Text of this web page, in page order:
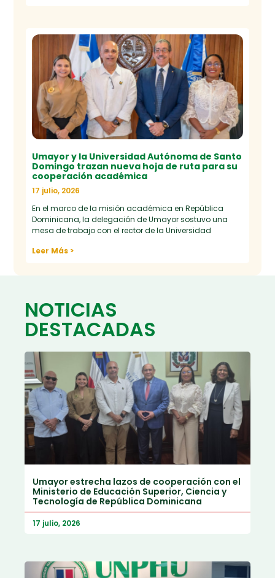
Umayor y la Universidad Autónoma de Santo
Domingo trazan nueva hoja de ruta para su
cooperación académica
17 julio, 2026
En el marco de la misión académica en República
Dominicana, la delegación de Umayor sostuvo una
mesa de trabajo con el rector de la Universidad
Leer Más >
NOTICIAS
DESTACADAS
Umayor estrecha lazos de cooperación con el
Ministerio de Educación Superior, Ciencia y
Tecnología de República Dominicana
17 julio, 2026